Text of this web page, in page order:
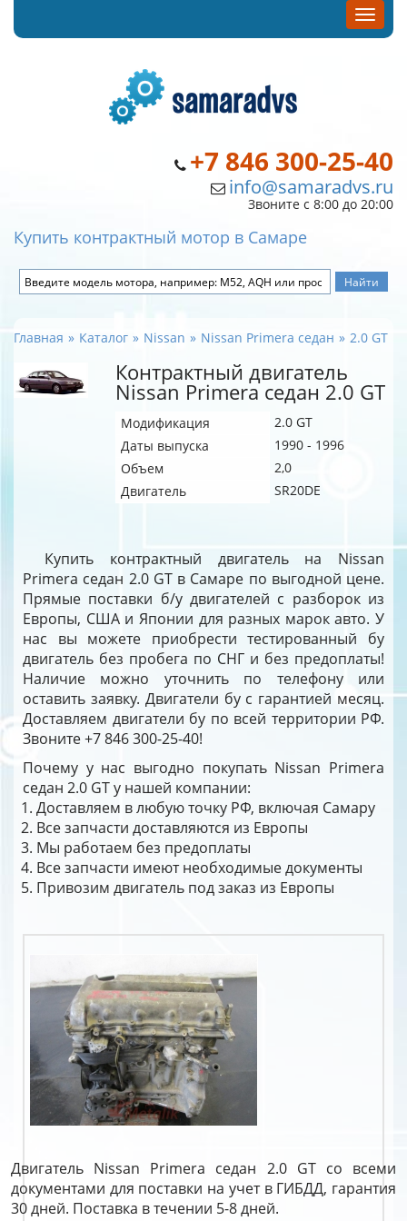
+7 846 300-25-40
info@samaradvs.ru
Звоните с 8:00 до 20:00
Купить контрактный мотор в Самаре
Главная Каталог Nissan Nissan Primera седан 2.0 GT
Контрактный двигатель
Nissan Primera седан 2.0 GT
Модификация
2.0 GT
Даты выпуска
1990 - 1996
Объем
2,0
Двигатель
SR20DE
Купить контрактный двигатель на Nissan
Primera седан 2.0 GT в Самаре по выгодной цене.
Прямые поставки б/у двигателей с разборок из
Европы, США и Японии для разных марок авто. У
нас вы можете приобрести тестированный бу
двигатель без пробега по СНГ и без предоплаты!
Наличие можно уточнить по телефону или
оставить заявку. Двигатели бу с гарантией месяц.
Доставляем двигатели бу по всей территории РФ.
Звоните +7 846 300-25-40!
Почему у нас выгодно покупать Nissan Primera
седан 2.0 GT у нашей компании:
Доставляем в любую точку РФ, включая Самару
Все запчасти доставляются из Европы
Мы работаем без предоплаты
Все запчасти имеют необходимые документы
Привозим двигатель под заказ из Европы
Двигатель Nissan Primera седан 2.0 GT со всеми
документами для поставки на учет в ГИБДД, гарантия
30 дней. Поставка в течении 5-8 дней.